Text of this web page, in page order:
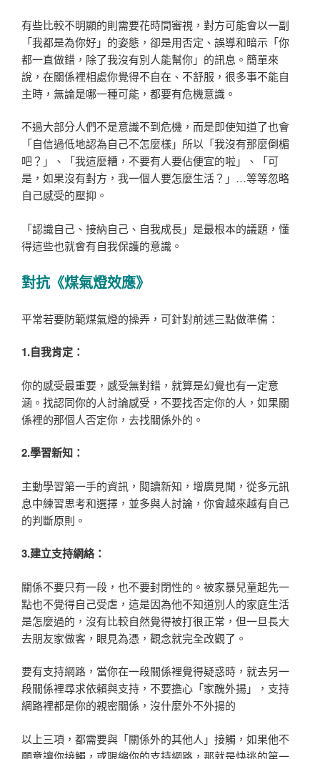
有些比較不明顯的則需要花時間審視，對方可能會以一副
「我都是為你好」的姿態，卻是用否定、誤導和暗示「你
都一直做錯，除了我沒有別人能幫你」的訊息。簡單來
說，在關係裡相處你覺得不自在、不舒服，很多事不能自
主時，無論是哪一種可能，都要有危機意識。
不過大部分人們不是意識不到危機，而是即使知道了也會
「自信過低地認為自己不怎麼樣」所以「我沒有那麼倒楣
吧？」、「我這麼糟，不要有人要佔便宜的啦」、「可
是，如果沒有對方，我一個人要怎麼生活？」…等等忽略
自己感受的壓抑。
「認識自己、接納自己、自我成長」是最根本的議題，懂
得這些也就會有自我保護的意識。
對抗《煤氣燈效應》
平常若要防範煤氣燈的操弄，可針對前述三點做準備：
1.自我肯定：
你的感受最重要，感受無對錯，就算是幻覺也有一定意
涵。找認同你的人討論感受，不要找否定你的人，如果關
係裡的那個人否定你，去找關係外的。
2.學習新知：
主動學習第一手的資訊，閱讀新知，增廣見聞，從多元訊
息中練習思考和選擇，並多與人討論，你會越來越有自己
的判斷原則。
3.建立支持網絡：
關係不要只有一段，也不要封閉性的。被家暴兒童起先一
點也不覺得自己受虐，這是因為他不知道別人的家庭生活
是怎麼過的，沒有比較自然覺得被打很正常，但一旦長大
去朋友家做客，眼見為憑，觀念就完全改觀了。
要有支持網路，當你在一段關係裡覺得疑惑時，就去另一
段關係裡尋求依賴與支持，不要擔心「家醜外揚」，支持
網路裡都是你的親密關係，沒什麼外不外揚的
以上三項，都需要與「關係外的其他人」接觸，如果他不
願意讓你接觸，或限縮你的支持網路，那就是快逃的第一